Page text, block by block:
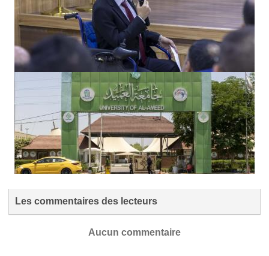
Les commentaires des lecteurs
Aucun commentaire